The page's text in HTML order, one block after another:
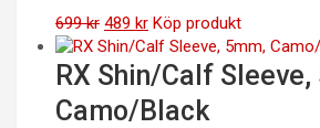
699kr Det
ursprungliga
priset
var:
699 kr.
489 krDet
nuvarande
priset
är:
489 kr.
Köp produkt
RX Shin/Calf Sleeve,
Camo/Black